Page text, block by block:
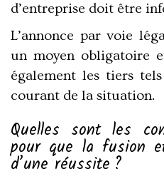
d’entreprise doit être
L’annonce par voie
un moyen obligatoire
également les tiers
courant de la situation.
Quelles sont les
pour que la fusion
d’une réussite ?